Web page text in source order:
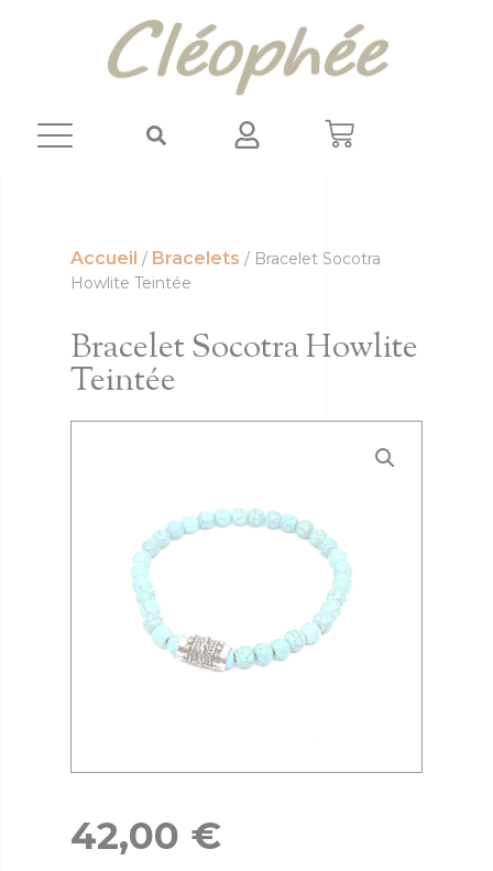
Accueil / Bracelets / Bracelet Socotra
Howlite Teintée
Bracelet Socotra Howlite
Teintée
42,00 €